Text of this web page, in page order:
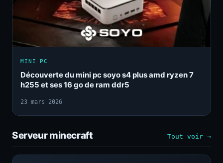
MINI PC
Découverte du mini pc soyo s4 plus amd ryzen 7
h255 et ses 16 go de ram ddr5
23 mars 2026
Serveur minecraft Tout voir →